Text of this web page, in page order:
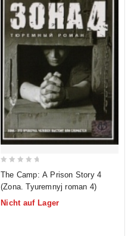
5
The Camp: A Prison Story 4
(Zona. Tyuremnyj roman 4)
Nicht auf Lager